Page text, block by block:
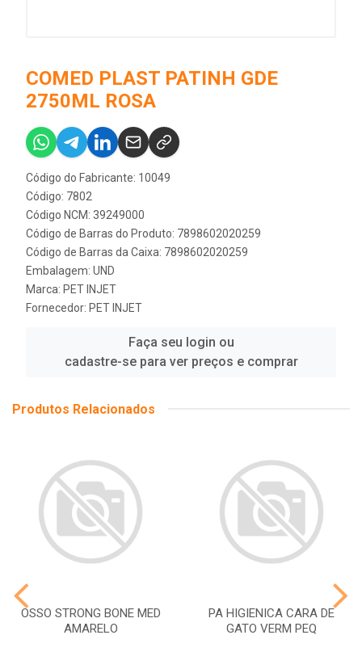
COMED PLAST PATINH GDE
2750ML ROSA
Código do Fabricante: 10049
Código: 7802
Código NCM: 39249000
Código de Barras do Produto: 7898602020259
Código de Barras da Caixa: 7898602020259
Embalagem: UND
Marca: PET INJET
Fornecedor: PET INJET
Faça seu login ou
cadastre-se para ver preços e comprar
Produtos Relacionados
OSSO STRONG BONE MED
AMARELO
PA HIGIENICA CARA DE
GATO VERM PEQ